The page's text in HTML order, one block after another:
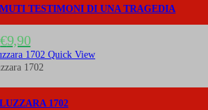
TESTIMONI DI UNA TRAGEDIA
Il
prezzo
originale
era:
€9,90Il
prezzo
attuale
è:
Quick View
1702